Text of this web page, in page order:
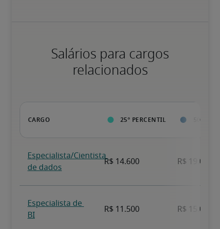
Salários para cargos
relacionados